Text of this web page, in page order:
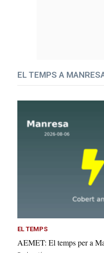
EL TEMPS A
EL TEMPS
AEMET: El temps per a